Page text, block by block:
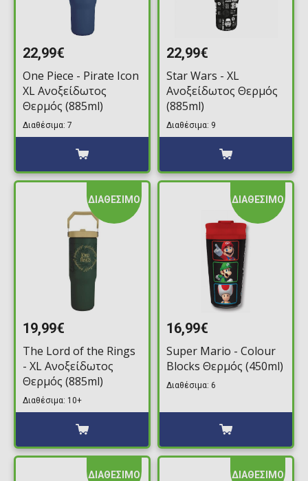
22,99€
One Piece - Pirate Icon
XL Ανοξείδωτος
Θερμός (885ml)
Διαθέσιμα: 7
22,99€
Star Wars - XL
Ανοξείδωτος Θερμός
(885ml)
Διαθέσιμα: 9
ΔΙΑΘΕΣΙΜΟ
19,99€
The Lord of the Rings
- XL Ανοξείδωτος
Θερμός (885ml)
Διαθέσιμα: 10+
ΔΙΑΘΕΣΙΜΟ
16,99€
Super Mario - Colour
Blocks Θερμός (450ml)
Διαθέσιμα: 6
ΔΙΑΘΕΣΙΜΟ ΔΙΑΘΕΣΙΜΟ